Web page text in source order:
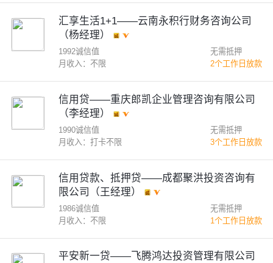
汇享生活1+1——云南永积行财务咨询公司
（杨经理）
1992诚信值
月收入：不限
无需抵押
2个工作日放款
信用贷——重庆郎凯企业管理咨询有限公司
（李经理）
1990诚信值
月收入：打卡不限
无需抵押
3个工作日放款
信用贷款、抵押贷——成都聚洪投资咨询有
限公司（王经理）
1986诚信值
月收入：不限
无需抵押
1个工作日放款
平安新一贷——飞腾鸿达投资管理有限公司